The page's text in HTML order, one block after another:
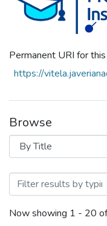
Permanent URI for
https://
Browse
Browsing B.
Now showing 1 - 20